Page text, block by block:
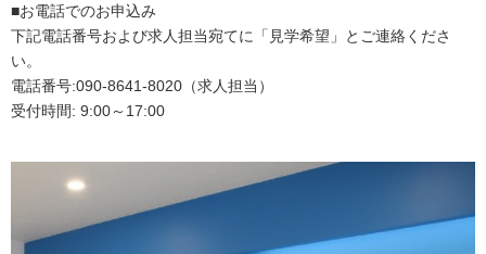
■お電話でのお申込み
下記電話番号および求人担当宛てに「見学希望」とご連絡くださ
い。
電話番号:090-8641-8020（求人担当）
受付時間: 9:00～17:00